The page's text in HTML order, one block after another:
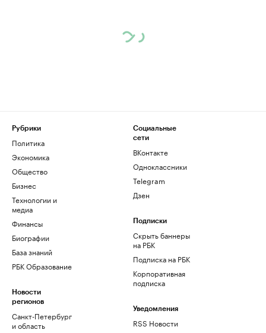
Рубрики
Политика
Экономика
Общество
Бизнес
Технологии и
медиа
Финансы
Биографии
База знаний
РБК Образование
Новости
регионов
Санкт-Петербург
и область
Социальные
сети
ВКонтакте
Одноклассники
Telegram
Дзен
Подписки
Скрыть баннеры
на РБК
Подписка на РБК
Корпоративная
подписка
Уведомления
RSS Новости